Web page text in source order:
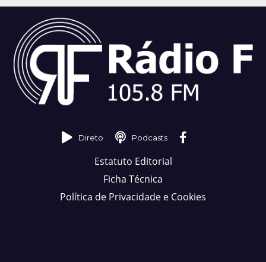
Direto Podcasts
Estatuto Editorial
Ficha Técnica
Política de Privacidade e Cookies